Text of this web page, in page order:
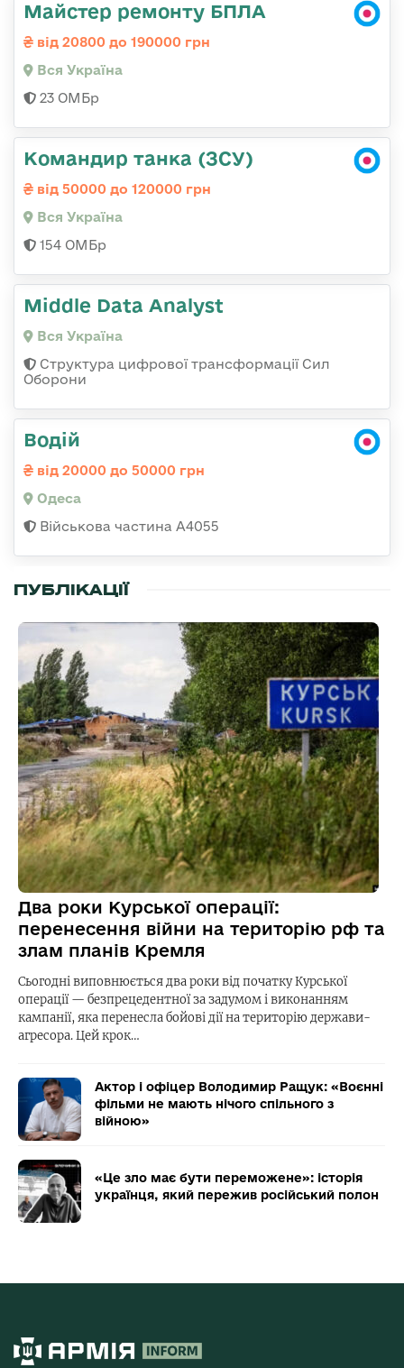
Майстер ремонту БПЛА
від 20800 до 190000 грн
Вся Україна
23 ОМБр
Командир танка (ЗСУ)
від 50000 до 120000 грн
Вся Україна
154 ОМБр
Middle Data Analyst
Вся Україна
Структура цифрової трансформації Сил
Оборони
Водій
від 20000 до 50000 грн
Одеса
Військова частина А4055
ПУБЛІКАЦІЇ
Два роки Курської операції:
перенесення війни на територію рф та
злам планів Кремля
Сьогодні виповнюється два роки від початку Курської
операції — безпрецедентної за задумом і виконанням
кампанії, яка перенесла бойові дії на територію держави-
агресора. Цей крок…
Актор і офіцер Володимир Ращук: «Воєнні
фільми не мають нічого спільного з
війною»
«Це зло має бути переможене»: історія
українця, який пережив російський полон